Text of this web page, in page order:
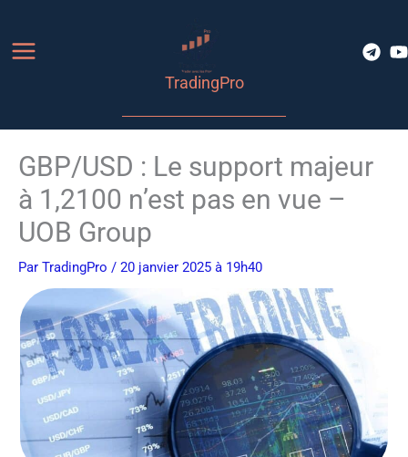
contenu
TradingPro
GBP/USD : Le support majeur
à 1,2100 n’est pas en vue –
UOB Group
Par TradingPro / 20 janvier 2025 à 19h40